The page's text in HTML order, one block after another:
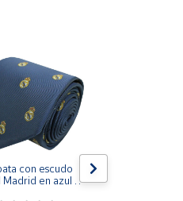
con escudo
Madrid en azul